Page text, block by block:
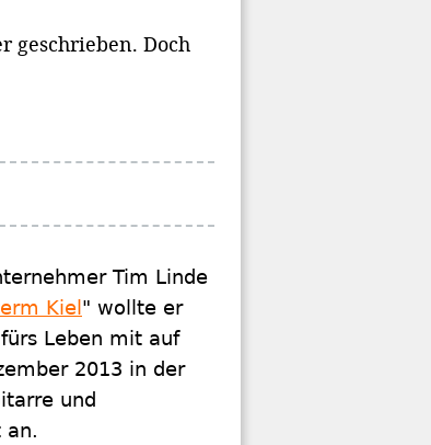
geschrieben. Doch
Tim Linde
Kiel " wollte er
Leben mit auf
2013 in der
und
an.